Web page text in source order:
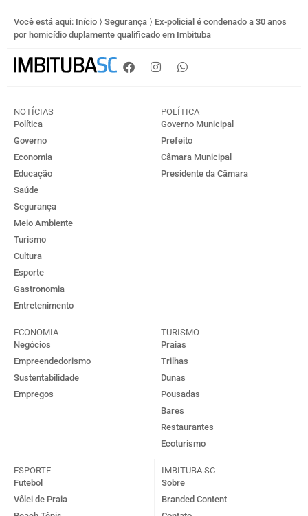
Você está aqui: Início ⟩ Segurança ⟩ Ex-policial é condenado a 30 anos
por homicídio duplamente qualificado em Imbituba
NOTÍCIAS
Política
Governo
Economia
Educação
Saúde
Segurança
Meio Ambiente
Turismo
Cultura
Esporte
Gastronomia
Entretenimento
POLÍTICA
Governo Municipal
Prefeito
Câmara Municipal
Presidente da Câmara
ECONOMIA
Negócios
Empreendedorismo
Sustentabilidade
Empregos
TURISMO
Praias
Trilhas
Dunas
Pousadas
Bares
Restaurantes
Ecoturismo
ESPORTE
Futebol
Vôlei de Praia
IMBITUBA.SC
Sobre
Branded Content